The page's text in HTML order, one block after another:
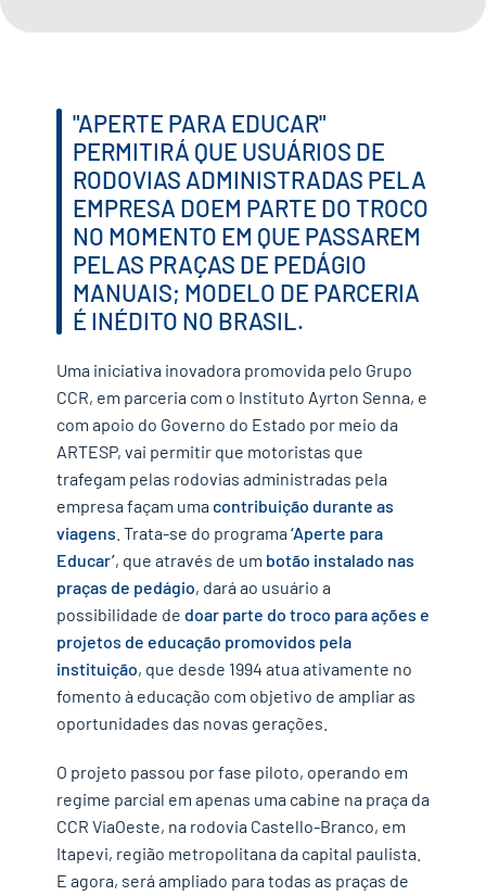
EN
"APERTE PARA EDUCAR"
PERMITIRÁ QUE USUÁRIOS DE
RODOVIAS ADMINISTRADAS PELA
EMPRESA DOEM PARTE DO TROCO
NO MOMENTO EM QUE PASSAREM
PELAS PRAÇAS DE PEDÁGIO
MANUAIS; MODELO DE PARCERIA
É INÉDITO NO BRASIL.
Uma iniciativa inovadora promovida pelo Grupo
CCR, em parceria com o Instituto Ayrton Senna, e
com apoio do Governo do Estado por meio da
ARTESP, vai permitir que motoristas que
trafegam pelas rodovias administradas pela
empresa façam uma contribuição durante as
viagens . Trata-se do programa ‘Aperte para
Educar’, que através de um botão instalado nas
praças de pedágio, dará ao usuário a
possibilidade de doar parte do troco para ações e
projetos de educação promovidos pela
instituição, que desde 1994 atua ativamente no
fomento à educação com objetivo de ampliar as
oportunidades das novas gerações.
O projeto passou por fase piloto, operando em
regime parcial em apenas uma cabine na praça da
CCR ViaOeste, na rodovia Castello-Branco, em
Itapevi, região metropolitana da capital paulista.
E agora, será ampliado para todas as praças de